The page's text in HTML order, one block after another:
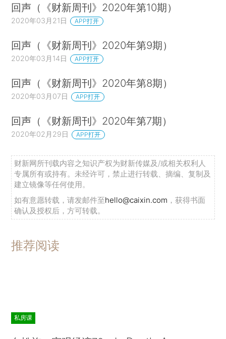
回声（《财新周刊》2020年第10期）
2020年03月21日 APP打开
回声（《财新周刊》2020年第9期）
2020年03月14日 APP打开
回声（《财新周刊》2020年第8期）
2020年03月07日 APP打开
回声（《财新周刊》2020年第7期）
2020年02月29日 APP打开
财新网所刊载内容之知识产权为财新传媒及/或相关权利人
专属所有或持有。未经许可，禁止进行转载、摘编、复制及
建立镜像等任何使用。
如有意愿转载，请发邮件至hello@caixin.com ，获得书面
确认及授权后，方可转载。
推荐阅读
私房课